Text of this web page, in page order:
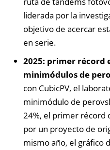
liderada por la
objetivo de acercar
en serie.
2025: primer récord
minimódulos de
con CubicPV, el
minimódulo de
24%, el primer récord
por un proyecto de
mismo año, el gráfico